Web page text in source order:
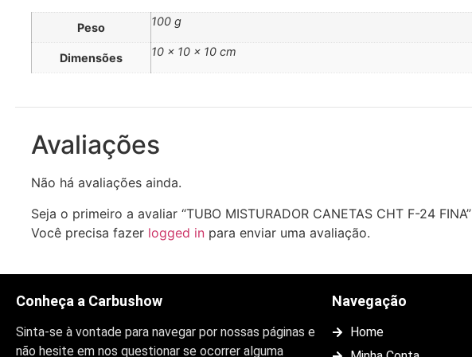
Peso 100 g
Dimensões 10 × 10 × 10 cm
Avaliações
Não há avaliações ainda.
Seja o primeiro a avaliar “TUBO MISTURADOR CANETAS CHT F-24 FINA”
Você precisa fazer logged in para enviar uma avaliação.
Conheça a Carbushow
Sinta-se à vontade para navegar por nossas páginas e
não hesite em nos questionar se ocorrer alguma
Navegação
Home